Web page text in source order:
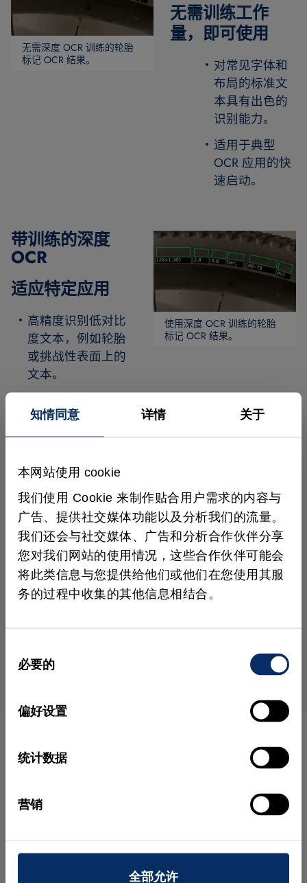
知情同意 详情 关于
本网站使用 cookie
我们使用 Cookie 来制作贴合用户需求的内容与
广告、提供社交媒体功能以及分析我们的流量。
我们还会与社交媒体、广告和分析合作伙伴分享
您对我们网站的使用情况，这些合作伙伴可能会
将此类信息与您提供给他们或他们在您使用其服
务的过程中收集的其他信息相结合。
必要的
偏好设置
统计数据
营销
全部允许
无需深度 OCR 训练的轮胎
标记 OCR 结果。
无需训练工作
量，即可使用
对常见字体和
布局的标准文
本具有出色的
识别能力。
适用于典型
OCR 应用的快
速启动。
使用深度 OCR 训练的轮胎
标记 OCR 结果。
带训练的深度
OCR
适应特定应用
高精度识别低对比
度文本，例如轮胎
或挑战性表面上的
文本。
力。
深度 OCR 训练的优势
基于用户特定数据的训练：为文本阅读应用创建
自定义训练数据集。
困难文本：非常适合低对比度的难读文本（例如
轮胎标签）。
特殊字体：稀有的特殊字符和印刷风格也可以轻
实用教程